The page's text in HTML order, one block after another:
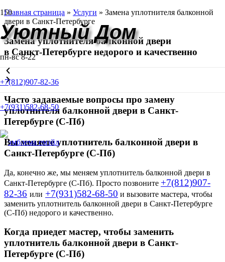
Уютный Дом
пн-вс 8-22
+7(812)907-82-36
+7(931)582-68-50
Главная страница » Услуги » Замена уплотнителя балконной
двери в Санкт-Петербурге
Замена уплотнителя балконной двери
в Санкт-Петербурге недорого и качественно
Часто задаваемые вопросы про замену
уплотнителя балконной двери в Санкт-
Петербурге (С-Пб)
Вы меняете уплотнитель балконной двери в
Санкт-Петербурге (С-Пб)
Да, конечно же, мы меняем уплотнитель балконной двери в
Санкт-Петербурге (С-Пб). Просто позвоните +7(812)907-
82-36 или +7(931)582-68-50 и вызовите мастера, чтобы
заменить уплотнитель балконной двери в Санкт-Петербурге
(С-Пб) недорого и качественно.
Когда приедет мастер, чтобы заменить
уплотнитель балконной двери в Санкт-
Петербурге (С-Пб)